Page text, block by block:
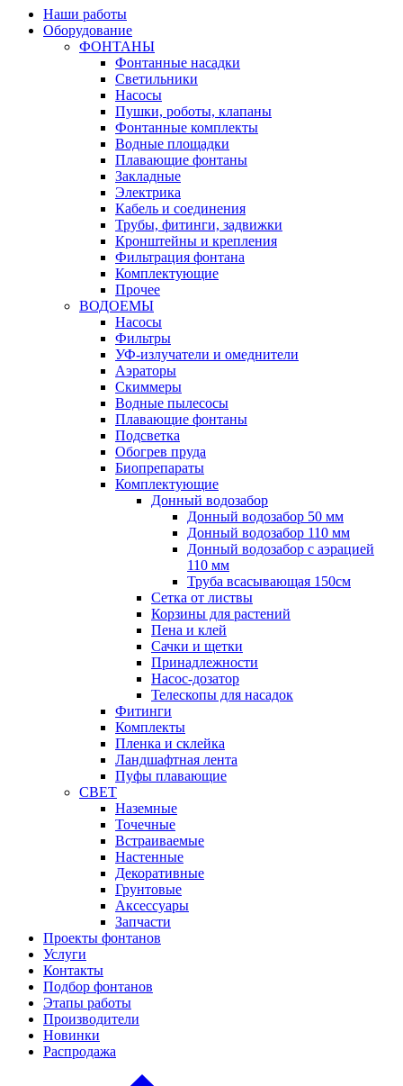
Наши работы
Оборудование
ФОНТАНЫ
Фонтанные насадки
Cветильники
Насосы
Пушки, роботы, клапаны
Фонтанные комплекты
Водные площадки
Плавающие фонтаны
Закладные
Электрика
Кабель и соединения
Трубы, фитинги, задвижки
Кронштейны и крепления
Фильтрация фонтана
Комплектующие
Прочее
ВОДОЕМЫ
Насосы
Фильтры
УФ-излучатели и омеднители
Аэраторы
Cкиммеры
Водные пылесосы
Плавающие фонтаны
Подсветка
Обогрев пруда
Биопрепараты
Комплектующие
Донный водозабор
Донный водозабор 50 мм
Донный водозабор 110 мм
Донный водозабор с аэрацией
110 мм
Труба всасывающая 150см
Сетка от листвы
Корзины для растений
Пена и клей
Сачки и щетки
Принадлежности
Насос-дозатор
Телескопы для насадок
Фитинги
Комплекты
Пленка и склейка
Ландшафтная лента
Пуфы плавающие
СВЕТ
Наземные
Точечные
Встраиваемые
Настенные
Декоративные
Грунтовые
Аксессуары
Запчасти
Проекты фонтанов
Услуги
Контакты
Подбор фонтанов
Этапы работы
Производители
Новинки
Распродажа